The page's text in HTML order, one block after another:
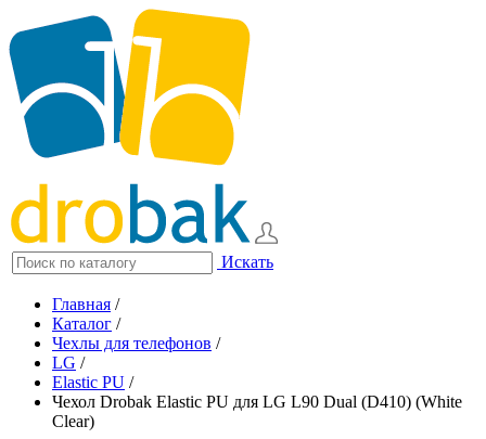
Искать
Главная /
Каталог /
Чехлы для телефонов /
LG /
Elastic PU /
Чехол Drobak Elastic PU для LG L90 Dual (D410) (White
Clear)